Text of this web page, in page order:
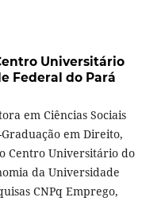
Universitário
Federal do Pará
em Ciências Sociais
em Direito,
Centro Universitário do
da Universidade
CNPq Emprego,